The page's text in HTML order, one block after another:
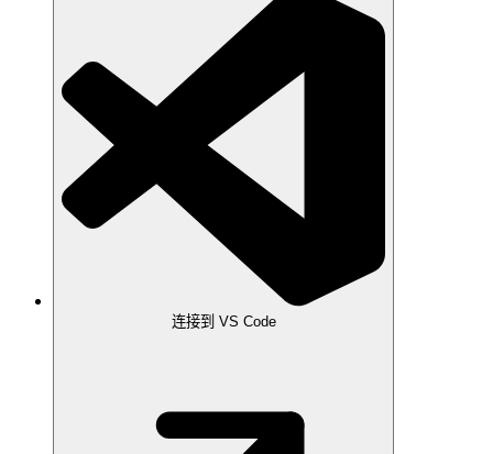
连接到 VS Code